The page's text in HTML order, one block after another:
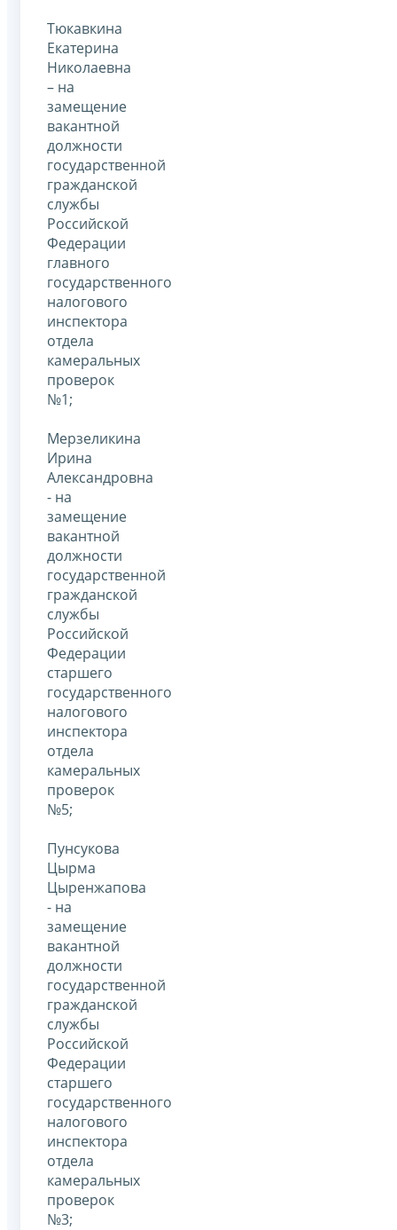
Тюкавкина
Екатерина
Николаевна
– на
замещение
вакантной
должности
государственной
гражданской
службы
Российской
Федерации
главного
государственного
налогового
инспектора
отдела
камеральных
проверок
№1;
Мерзеликина
Ирина
Александровна
- на
замещение
вакантной
должности
государственной
гражданской
службы
Российской
Федерации
старшего
государственного
налогового
инспектора
отдела
камеральных
проверок
№5;
Пунсукова
Цырма
Цыренжапова
- на
замещение
вакантной
должности
государственной
гражданской
службы
Российской
Федерации
старшего
государственного
налогового
инспектора
отдела
камеральных
проверок
№3;